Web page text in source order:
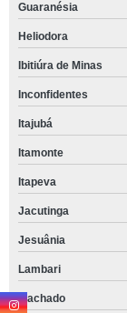
Guaranésia
Heliodora
Ibitiúra de Minas
Inconfidentes
Itajubá
Itamonte
Itapeva
Jacutinga
Jesuânia
Lambari
Machado